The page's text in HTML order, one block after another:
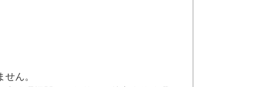
ん。